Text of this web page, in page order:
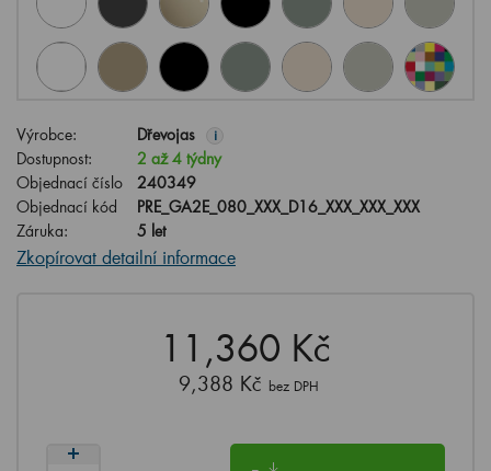
Výrobce: Dřevojas i
Dostupnost:
2 až 4 týdny
Objednací číslo
240349
Objednací kód
PRE_GA2E_080_XXX_D16_XXX_XXX_XXX
Záruka:
5 let
Zkopírovat detailní informace
11,360 Kč
9,388 Kč bez DPH